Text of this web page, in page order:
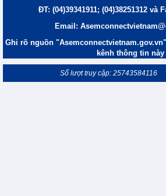
ĐT: (04)39341911; (04)38251312 và
Email:
Ghi rõ nguồn
kênh thông tin này
Số lượt truy cập: 25743584116